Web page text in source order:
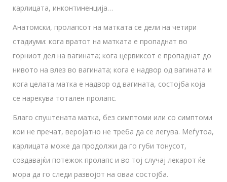
карлицата, инконтиненција…
Анатомски, пролапсот на матката се дели на четири
стадиуми: кога вратот на матката е пропаднат во
горниот дел на вагината; кога цервиксот е пропаднат до
нивото на влез во вагината; кога е надвор од вагината и
кога целата матка е надвор од вагината, состојба која
се нарекува тотален пролапс.
Благо спуштената матка, без симптоми или со симптоми
кои не пречат, веројатно не треба да се легува. Меѓутоа,
карлицата може да продолжи да го губи тонусот,
создавајќи потежок пролапс и во тој случај лекарот ќе
мора да го следи развојот на оваа состојба.